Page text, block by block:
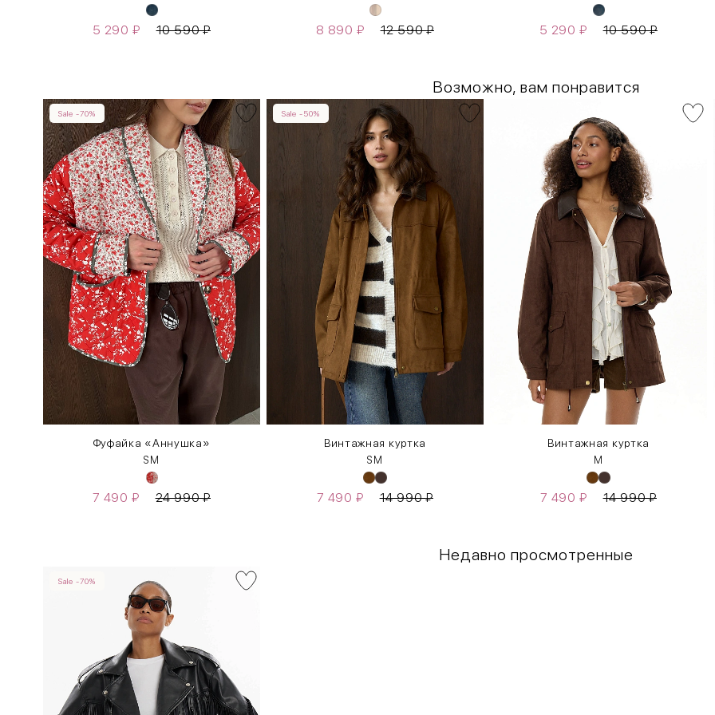
5 290 ₽ 10 590₽ 8 890 ₽ 12 590₽ 5 290 ₽ 10 590₽
Возможно, вам понравится
Sale -70%
Фуфайка «Аннушка»
S M
7 490 ₽ 24 990₽
Sale -50%
Винтажная куртка
S M
7 490 ₽ 14 990₽
Винтажная куртка
M
7 490 ₽ 14 990₽
Недавно просмотренные
Sale -70%
RUS
40-42